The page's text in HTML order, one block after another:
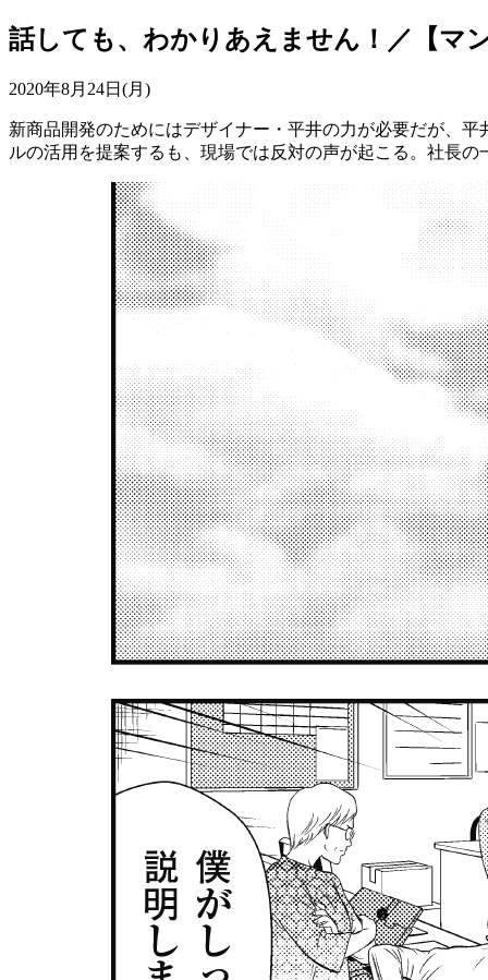
話しても、わかりあえません！／【マ
2020年8月24日(月)
新商品開発のためにはデザイナー・平井の力が必要だが、
ルの活用を提案するも、現場では反対の声が起こる。社長